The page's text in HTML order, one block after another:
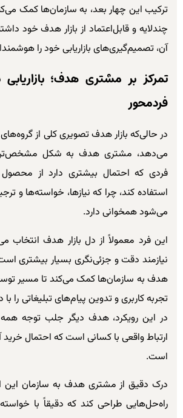
ترکیب این چهار بعد، به سازمان‌ها کمک
چندلایه و قابل‌اعتماد از بازار هدف خود
آن، تصمیم‌گیری‌های بازاریابی خود را
تمرکز بر مشتری هدف؛ بازاریابی
فردمحور
در حالی‌که بازار هدف تصویری کلی از
می‌دهد، مشتری هدف به شکل
فردی که احتمال بیشتری دارد از
استفاده کند، چرا که نیازها، خواسته‌ها و
می‌شود همخوانی دارد.
این فرد معمولاً از دل بازار هدف انتخاب
نیازمند دقت و جزئی‌نگری بسیار بیشتری
هدف به سازمان‌ها کمک می‌کند تا مسیر
تجربه کاربری و تدوین پیام‌های تبلیغاتی را
در این رویکرد، هدف دیگر جلب توجه
ارتباط واقعی با کسانی است که احتمال
است.
درک دقیق از مشتری هدف به سازمان این
راه‌حل‌هایی طراحی کند که دقیقاً با